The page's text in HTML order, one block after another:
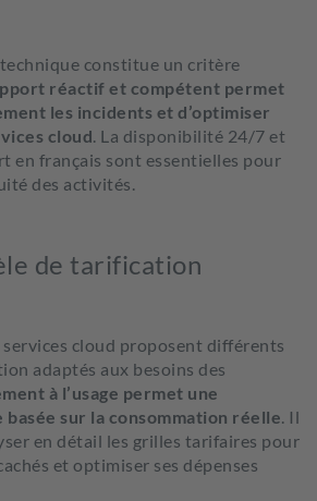
technique constitue un critère
réactif et compétent permet
les incidents et d’optimiser
cloud. La disponibilité 24/7 et
en français sont essentielles pour
des activités.
de tarification
services cloud proposent différents
adaptés aux besoins des
à l’usage permet une
sur la consommation réelle. Il
en détail les grilles tarifaires pour
et optimiser ses dépenses